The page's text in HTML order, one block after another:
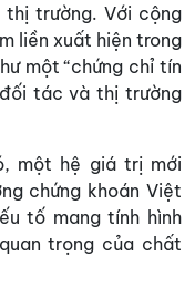
trường. Với cộng
liền xuất hiện trong
một “chứng chỉ tín
tác và thị trường
một hệ giá trị mới
chứng khoán Việt
tố mang tính hình
trọng của chất